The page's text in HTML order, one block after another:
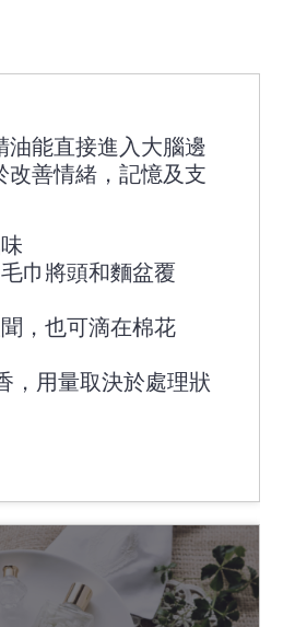
能直接進入大腦邊
善情緒，記憶及支
巾將頭和麵盆覆
，也可滴在棉花
，用量取決於處理狀